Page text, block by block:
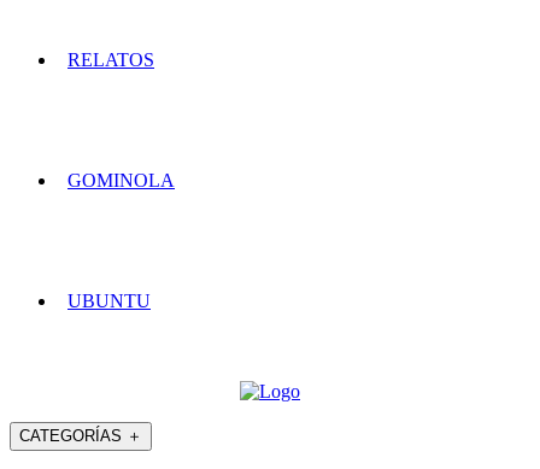
RELATOS
GOMINOLA
UBUNTU
CATEGORÍAS ＋